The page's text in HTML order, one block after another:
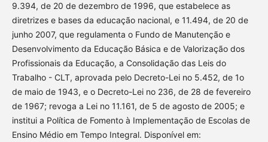
9.394, de 20 de dezembro de 1996, que estabelece as
diretrizes e bases da educação nacional, e 11.494, de 20 de
junho 2007, que regulamenta o Fundo de Manutenção e
Desenvolvimento da Educação Básica e de Valorização dos
Profissionais da Educação, a Consolidação das Leis do
Trabalho - CLT, aprovada pelo Decreto-Lei no 5.452, de 1o
de maio de 1943, e o Decreto-Lei no 236, de 28 de fevereiro
de 1967; revoga a Lei no 11.161, de 5 de agosto de 2005; e
institui a Política de Fomento à Implementação de Escolas de
Ensino Médio em Tempo Integral. Disponível em: